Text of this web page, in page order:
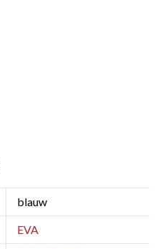
blauw
EVA